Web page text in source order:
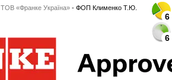
ТОВ «Франке Україна»- ФОП Клименко Т.Ю.
6
6
6
6
6
6
6
6
6
6
6
6
6
6
6
6
6
6
6
6
6
6
6
6
6
6
6
6